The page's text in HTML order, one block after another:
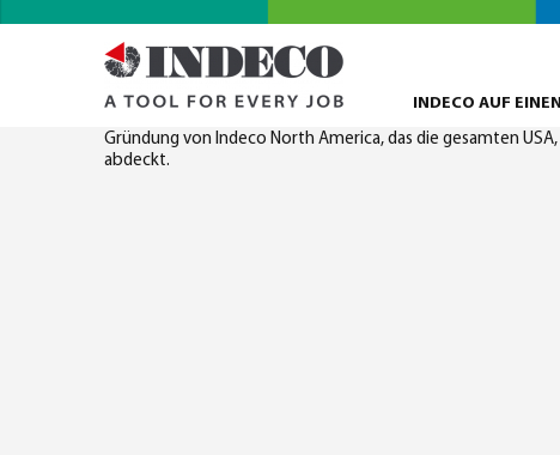
INDECO AUF
Gründung von Indeco North America, das die gesamten
abdeckt.